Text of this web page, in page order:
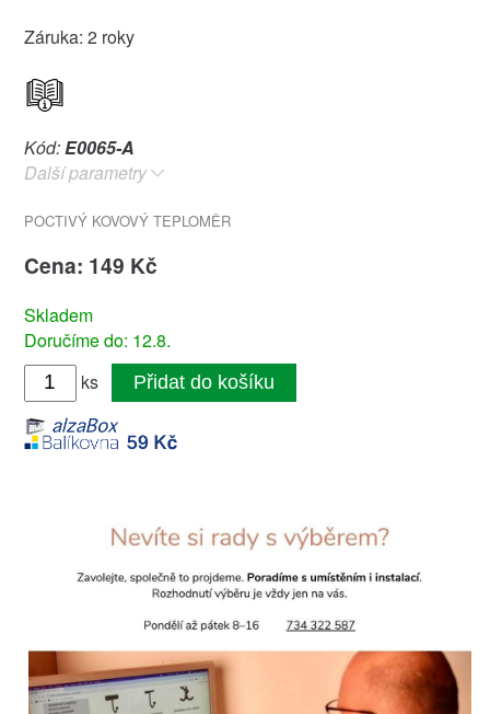
Záruka: 2 roky
Kód:E0065-A
Další parametry
POCTIVÝ KOVOVÝ TEPLOMĚR
Cena: 149 Kč
Skladem
Doručíme do: 12.8.
ks
Přidat do košíku